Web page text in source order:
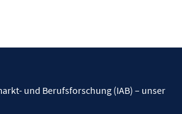
und Berufsforschung (IAB) – unser